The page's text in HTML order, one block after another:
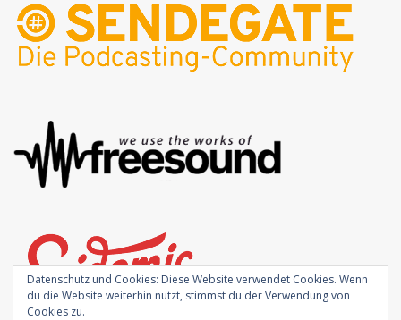
Datenschutz und Cookies: Diese Website verwendet Cookies. Wenn
du die Website weiterhin nutzt, stimmst du der Verwendung von
Cookies zu.